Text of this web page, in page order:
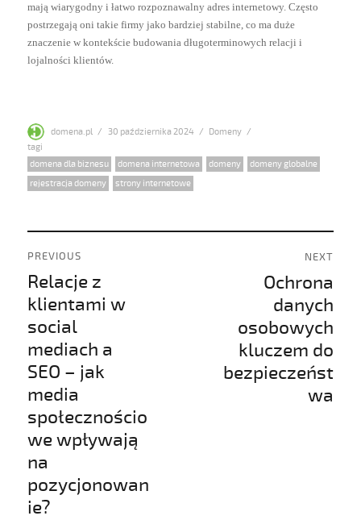
mają wiarygodny i łatwo rozpoznawalny adres internetowy. Często
postrzegają oni takie firmy jako bardziej stabilne, co ma duże
znaczenie w kontekście budowania długoterminowych relacji i
lojalności klientów.
Author
domena.pl
Posted
30 października 2024 Categories
Domeny
Tags
domena dla biznesu domena internetowa domeny domeny globalne
rejestracja domeny
strony internetowe
wpisu
PREVIOUS
Previous
post:
Relacje z
klientami w
social
mediach a
SEO – jak
media
społecznościo
we wpływają
na
pozycjonowan
ie?
NEXT
Ochrona
danych
osobowych
kluczem do
bezpieczeńst
wa